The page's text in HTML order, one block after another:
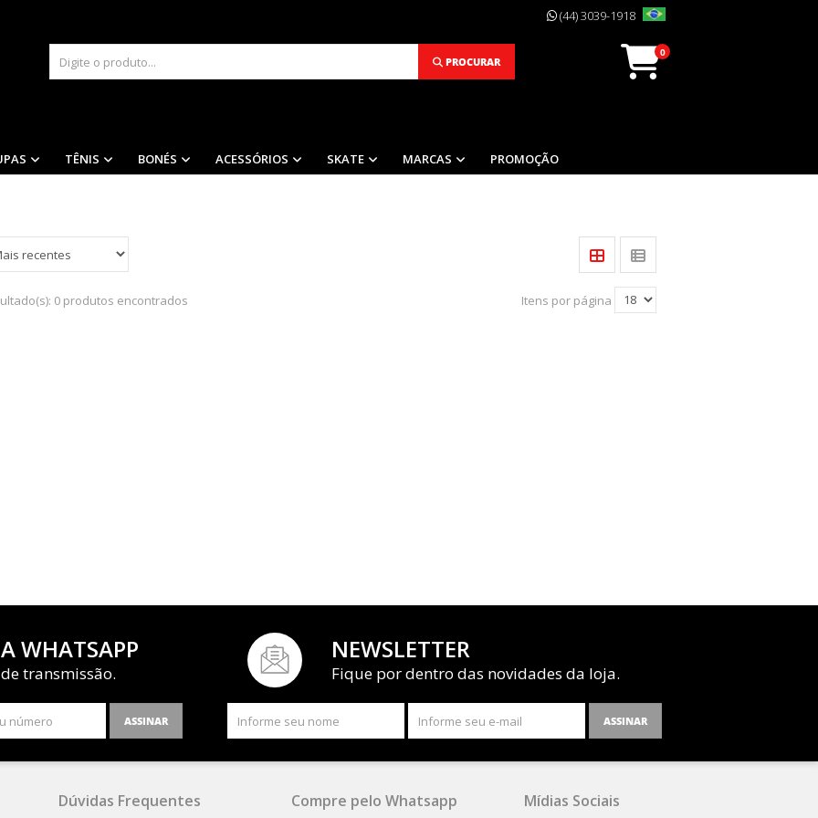
(44) 3039-1918
PROCURAR
0
TÊNIS BONÉS ACESSÓRIOS SKATE MARCAS PROMOÇÃO
0 produtos encontrados Itens por página
WHATSAPP
transmissão.
ASSINAR
NEWSLETTER
Fique por dentro das novidades da loja.
ASSINAR
Dúvidas Frequentes Compre pelo Whatsapp Mídias Sociais